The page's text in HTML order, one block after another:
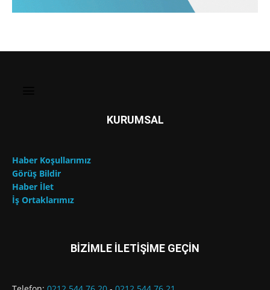
KURUMSAL
Haber Koşullarımız
Görüş Bildir
Haber İlet
İş Ortaklarımız
BİZİMLE İLETİŞİME GEÇİN